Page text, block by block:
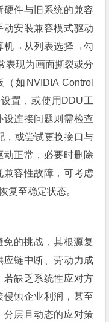
件与旧系统的兼容
安装兼容模式驱动
机→从列表选择→勾
表现为画面撕裂或分
如NVIDIA Control
置，或使用DDU工
连接问题则需检查
，或尝试更换接口与
正常，必要时删除
容性故障，可考虑
复至稳定状态。
的挑战，其根源复
应链中断、劳动力成
若缺乏系统性应对方
蚀企业利润，甚至
分层且动态的应对策